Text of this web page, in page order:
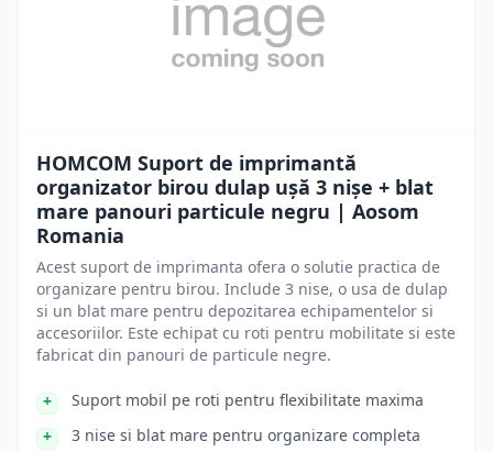
HOMCOM Suport de imprimantă
organizator birou dulap ușă 3 nișe + blat
mare panouri particule negru | Aosom
Romania
Acest suport de imprimanta ofera o solutie practica de
organizare pentru birou. Include 3 nise, o usa de dulap
si un blat mare pentru depozitarea echipamentelor si
accesoriilor. Este echipat cu roti pentru mobilitate si este
fabricat din panouri de particule negre.
Suport mobil pe roti pentru flexibilitate maxima
3 nise si blat mare pentru organizare completa